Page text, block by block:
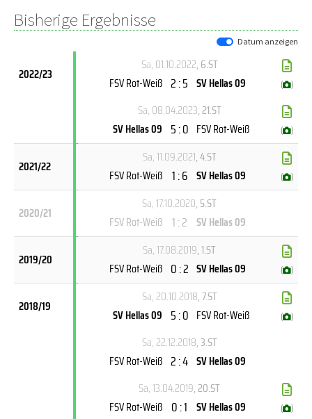
Bisherige Ergebnisse
Datum anzeigen
2022/23
Sa, 01.10.2022, 6.ST
FSV Rot-Weiß 2 : 5 SV Hellas 09 ( )
Sa, 08.04.2023, 21.ST
SV Hellas 09 5 : 0 FSV Rot-Weiß ( )
2021/22
Sa, 11.09.2021, 4.ST
FSV Rot-Weiß 1 : 6 SV Hellas 09 ( )
2020/21
Sa, 17.10.2020, 5.ST
FSV Rot-Weiß 1 : 2 SV Hellas 09
2019/20
Sa, 17.08.2019, 1.ST
FSV Rot-Weiß 0 : 2 SV Hellas 09 ( )
2018/19
Sa, 20.10.2018, 7.ST
SV Hellas 09 5 : 0 FSV Rot-Weiß ( )
Sa, 22.12.2018, 3.ST
FSV Rot-Weiß 2 : 4 SV Hellas 09
Sa, 13.04.2019, 20.ST
FSV Rot-Weiß 0 : 1 SV Hellas 09 ( )